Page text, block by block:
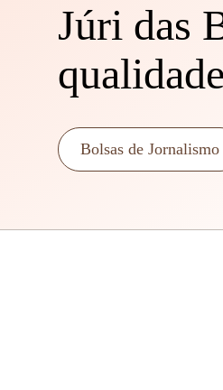
Júri das
Bolsas de Jornalismo